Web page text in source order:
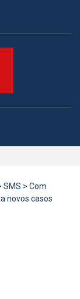
SMS > Com
novos casos